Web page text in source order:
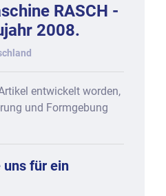
x 1.900 mm
des
RASCH -
2008.
entwickelt worden,
und Formgebung
für ein